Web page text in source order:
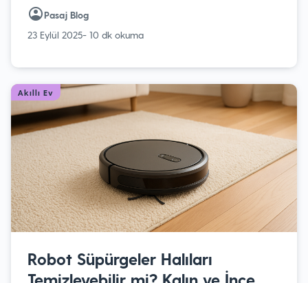
Pasaj Blog
23 Eylül 2025- 10 dk okuma
Akıllı Ev
Robot Süpürgeler Halıları